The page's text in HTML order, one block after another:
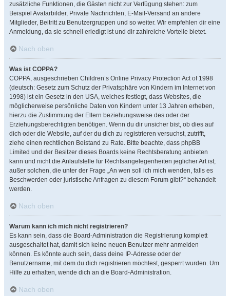
zusätzliche Funktionen, die Gästen nicht zur Verfügung stehen: zum
Beispiel Avatarbilder, Private Nachrichten, E-Mail-Versand an andere
Mitglieder, Beitritt zu Benutzergruppen und so weiter. Wir empfehlen dir eine
Anmeldung, da sie schnell erledigt ist und dir zahlreiche Vorteile bietet.
Nach oben
Was ist COPPA?
COPPA, ausgeschrieben Children’s Online Privacy Protection Act of 1998
(deutsch: Gesetz zum Schutz der Privatsphäre von Kindern im Internet von
1998) ist ein Gesetz in den USA, welches festlegt, dass Websites, die
möglicherweise persönliche Daten von Kindern unter 13 Jahren erheben,
hierzu die Zustimmung der Eltern beziehungsweise des oder der
Erziehungsberechtigten benötigen. Wenn du dir unsicher bist, ob dies auf
dich oder die Website, auf der du dich zu registrieren versuchst, zutrifft,
ziehe einen rechtlichen Beistand zu Rate. Bitte beachte, dass phpBB
Limited und der Besitzer dieses Boards keine Rechtsberatung anbieten
kann und nicht die Anlaufstelle für Rechtsangelegenheiten jeglicher Art ist;
außer solchen, die unter der Frage „An wen soll ich mich wenden, falls es
Beschwerden oder juristische Anfragen zu diesem Forum gibt?“ behandelt
werden.
Nach oben
Warum kann ich mich nicht registrieren?
Es kann sein, dass die Board-Administration die Registrierung komplett
ausgeschaltet hat, damit sich keine neuen Benutzer mehr anmelden
können. Es könnte auch sein, dass deine IP-Adresse oder der
Benutzername, mit dem du dich registrieren möchtest, gesperrt wurden. Um
Hilfe zu erhalten, wende dich an die Board-Administration.
Nach oben